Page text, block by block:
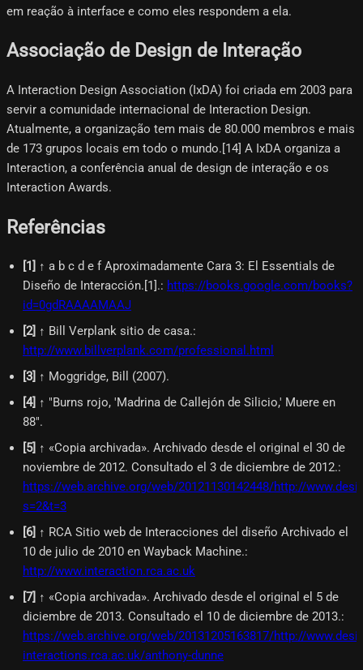
em reação à interface e como eles respondem a ela.
Associação de Design de Interação
A Interaction Design Association (IxDA) foi criada em 2003 para
servir a comunidade internacional de Interaction Design.
Atualmente, a organização tem mais de 80.000 membros e mais
de 173 grupos locais em todo o mundo.[14] A IxDA organiza a
Interaction, a conferência anual de design de interação e os
Interaction Awards.
Referências
1
↑ a b c d e f Aproximadamente Cara 3: El Essentials de
Diseño de Interacción.[1].: https://books.google.com/books?
id=0gdRAAAAMAAJ
2] ↑ Bill Verplank sitio de casa.:
http://www.billverplank.com/professional.html
3 ↑ Moggridge, Bill (2007).
4] ↑ "Burns rojo, 'Madrina de Callejón de Silicio,' Muere en
88".
5] ↑ «Copia archivada». Archivado desde el original el 30 de
noviembre de 2012. Consultado el 3 de diciembre de 2012.:
https://web.archive.org/web/20121130142448/http://
s=2&t=3
6] ↑ RCA Sitio web de Interacciones del diseño Archivado el
10 de julio de 2010 en Wayback Machine.:
http://www.interaction.rca.ac.uk
7] ↑ «Copia archivada». Archivado desde el original el 5 de
diciembre de 2013. Consultado el 10 de diciembre de 2013.:
https://web.archive.org/web/20131205163817/http://
interactions.rca.ac.uk/anthony-dunne